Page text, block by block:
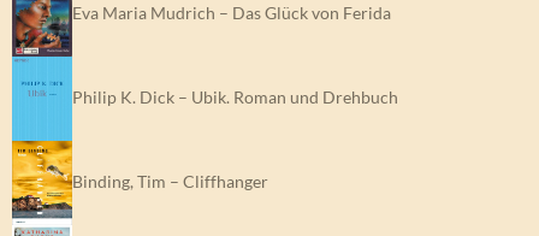
Eva Maria Mudrich – Das Glück von Ferida
Philip K. Dick – Ubik. Roman und Drehbuch
Binding, Tim – Cliffhanger